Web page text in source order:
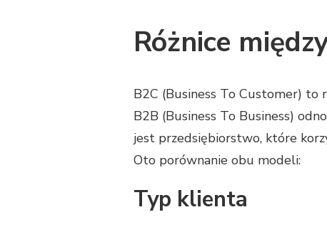
NAJWAŻNIEJSZE
RÓŻNICERóżnice
B2C (Business To Customer) to
B2B (Business To Business)
jest przedsiębiorstwo, które
Oto porównanie obu modeli:
Typ klienta